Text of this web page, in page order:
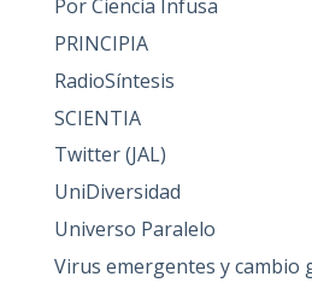
Por Ciencia Infusa
PRINCIPIA
RadioSíntesis
SCIENTIA
Twitter (JAL)
UniDiversidad
Universo Paralelo
Virus emergentes y cambio